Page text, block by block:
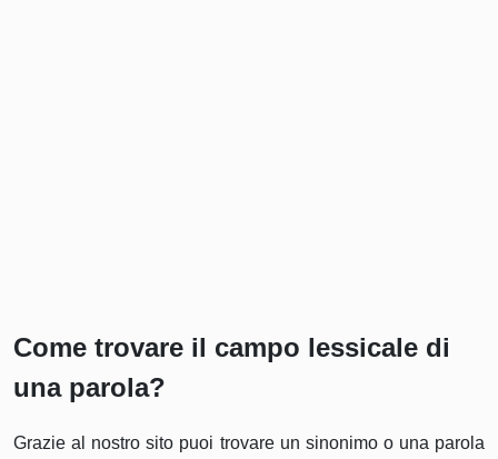
Come trovare il campo lessicale di
una parola?
Grazie al nostro sito puoi trovare un sinonimo o una parola